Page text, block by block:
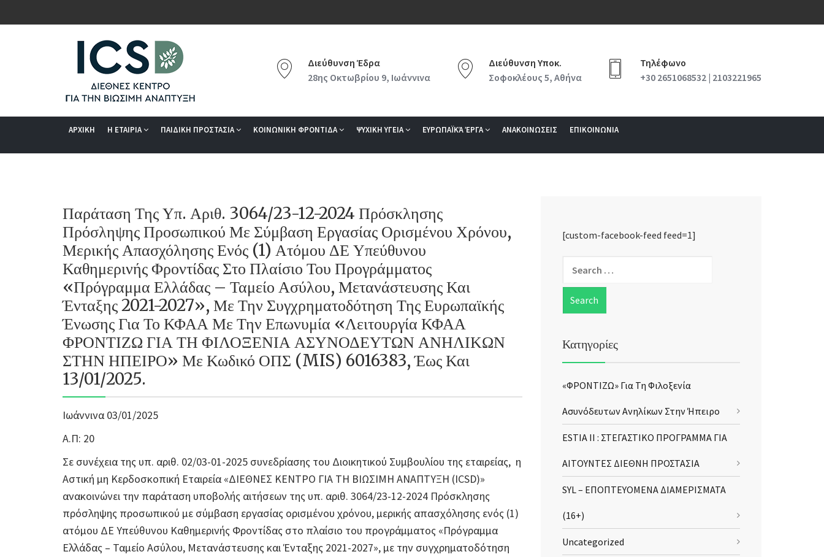
Διεύθυνση Έδρα
28ης Οκτωβρίου 9, Ιωάννινα
Διεύθυνση Υποκ.
Σοφοκλέους 5, Αθήνα
Τηλέφωνο
+30 2651068532 | 2103221965
ΑΡΧΙΚΗ Η ΕΤΑΙΡΙΑ ΠΑΙΔΙΚΗ ΠΡΟΣΤΑΣΙΑ ΚΟΙΝΩΝΙΚΗ ΦΡΟΝΤΙΔΑ ΨΥΧΙΚΗ ΥΓΕΙΑ ΕΥΡΩΠΑΪΚΆ ΈΡΓΑ ΑΝΑΚΟΙΝΩΣΕΙΣ ΕΠΙΚΟΙΝΩΝΙΑ
Παράταση Της Υπ. Αριθ. 3064/23-12-2024 Πρόσκλησης
Πρόσληψης Προσωπικού Με Σύμβαση Εργασίας Ορισμένου Χρόνου,
Μερικής Απασχόλησης Ενός (1) Ατόμου ΔΕ Υπεύθυνου
Καθημερινής Φροντίδας Στο Πλαίσιο Του Προγράμματος
«Πρόγραμμα Ελλάδας – Ταμείο Ασύλου, Μετανάστευσης Και
Ένταξης 2021-2027», Με Την Συγχρηματοδότηση Της Ευρωπαϊκής
Ένωσης Για Το ΚΦΑΑ Με Την Επωνυμία «Λειτουργία ΚΦΑΑ
ΦΡΟΝΤΙΖΩ ΓΙΑ ΤΗ ΦΙΛΟΞΕΝΙΑ ΑΣΥΝΟΔΕΥΤΩΝ ΑΝΗΛΙΚΩΝ
ΣΤΗΝ ΗΠΕΙΡΟ» Με Κωδικό ΟΠΣ (MIS) 6016383, Έως Και
13/01/2025.
Ιωάννινα 03/01/2025
Α.Π: 20
Σε συνέχεια της υπ. αριθ. 02/03-01-2025 συνεδρίασης του Διοικητικού Συμβουλίου της εταιρείας, η
Αστική μη Κερδοσκοπική Εταιρεία «ΔΙΕΘΝΕΣ ΚΕΝΤΡΟ ΓΙΑ ΤΗ ΒΙΩΣΙΜΗ ΑΝΑΠΤΥΞΗ (ICSD)»
ανακοινώνει την παράταση υποβολής αιτήσεων της υπ. αριθ. 3064/23-12-2024 Πρόσκλησης
πρόσληψης προσωπικού με σύμβαση εργασίας ορισμένου χρόνου, μερικής απασχόλησης ενός (1)
ατόμου ΔΕ Υπεύθυνου Καθημερινής Φροντίδας στο πλαίσιο του προγράμματος «Πρόγραμμα
Ελλάδας – Ταμείο Ασύλου, Μετανάστευσης και Ένταξης 2021-2027», με την συγχρηματοδότηση
[custom-facebook-feed feed=1]
Κατηγορίες
«ΦΡΟΝΤΙΖΩ» Για Τη Φιλοξενία
Ασυνόδευτων Ανηλίκων Στην Ήπειρο
ESTIA II : ΣΤΕΓΑΣΤΙΚΟ ΠΡΟΓΡΑΜΜΑ ΓΙΑ
ΑΙΤΟΥΝΤΕΣ ΔΙΕΘΝΗ ΠΡΟΣΤΑΣΙΑ
SYL – ΕΠΟΠΤΕΥΟΜΕΝΑ ΔΙΑΜΕΡΙΣΜΑΤΑ
(16+)
Uncategorized